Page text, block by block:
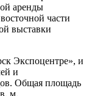
аренды
части
выставки
Экспоцентре», и
и
Общая площадь
м.